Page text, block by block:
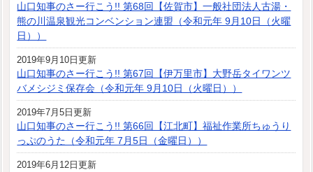
山口知事のさー行こう!! 第68回【佐賀市】一般社団法人古湯・
熊の川温泉観光コンベンション連盟（令和元年 9月10日（火曜
日））
2019年9月10日更新
山口知事のさー行こう!! 第67回【伊万里市】大野岳タイワンツ
バメシジミ保存会（令和元年 9月10日（火曜日））
2019年7月5日更新
山口知事のさー行こう!! 第66回【江北町】福祉作業所ちゅうり
っぷのうた（令和元年 7月5日（金曜日））
2019年6月12日更新